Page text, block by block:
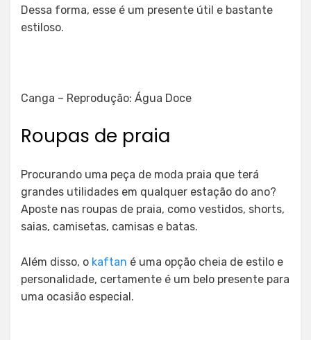
Dessa forma, esse é um presente útil e bastante
estiloso.
Canga – Reprodução: Água Doce
Roupas de praia
Procurando uma peça de moda praia que terá
grandes utilidades em qualquer estação do ano?
Aposte nas roupas de praia, como vestidos, shorts,
saias, camisetas, camisas e batas.
Além disso, o kaftan é uma opção cheia de estilo e
personalidade, certamente é um belo presente para
uma ocasião especial.